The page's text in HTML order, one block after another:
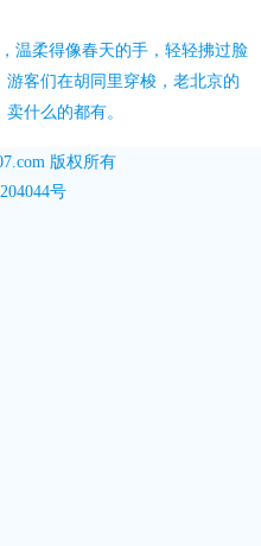
温柔得像春天的手，轻轻拂过脸
客们在胡同里穿梭，老北京的
什么的都有。
版权所有
号